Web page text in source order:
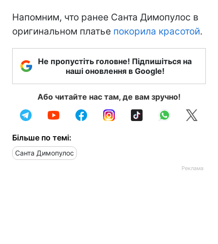
Напомним, что ранее Санта Димопулос в
оригинальном платье покорила красотой.
Не пропустіть головне! Підпишіться на
наші оновлення в Google!
Або читайте нас там, де вам зручно!
Більше по темі:
Санта Димопулос